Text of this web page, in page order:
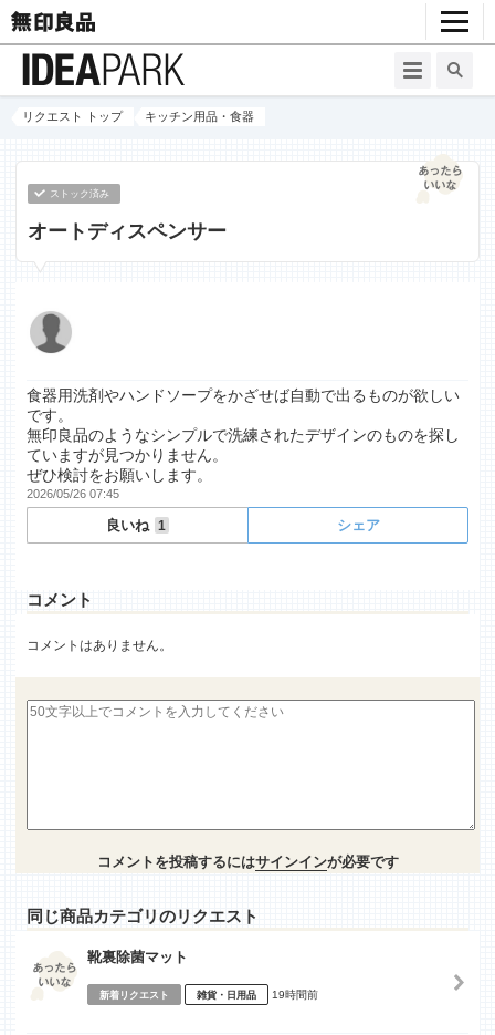
リクエスト トップ キッチン用品・食器
ストック済み
オートディスペンサー
食器用洗剤やハンドソープをかざせば自動で出るものが欲しい
です。
無印良品のようなシンプルで洗練されたデザインのものを探し
ていますが見つかりません。
ぜひ検討をお願いします。
2026/05/26 07:45
良いね 1 シェア
コメント
コメントはありません。
コメントを投稿するにはサインインが必要です
同じ商品カテゴリのリクエスト
靴裏除菌マット
新着リクエスト 雑貨・日用品 19時間前